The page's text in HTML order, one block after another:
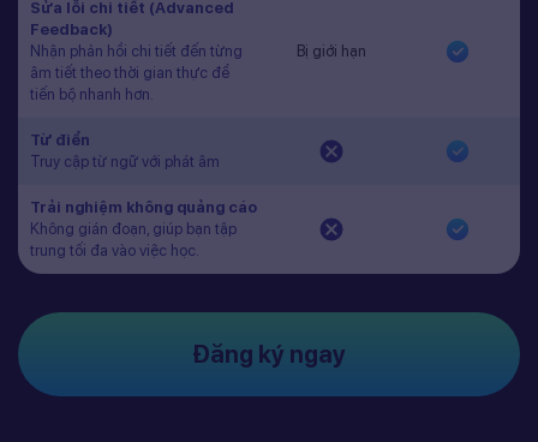
Sửa lỗi chi tiết (Advanced
Feedback)
Nhận phản hồi chi tiết đến từng
âm tiết theo thời gian thực để
tiến bộ nhanh hơn.
Bị giới hạn
Từ điển
Truy cập từ ngữ với phát âm
Trải nghiệm không quảng cáo
Không gián đoạn, giúp bạn tập
trung tối đa vào việc học.
Đăng ký ngay